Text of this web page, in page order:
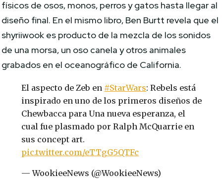
físicos de osos, monos, perros y gatos hasta llegar al
diseño final. En el mismo libro, Ben Burtt revela que el
shyriiwook es producto de la mezcla de los sonidos
de una morsa, un oso canela y otros animales
grabados en el oceanográfico de California.
El aspecto de Zeb en #StarWars: Rebels está
inspirado en uno de los primeros diseños de
Chewbacca para Una nueva esperanza, el
cual fue plasmado por Ralph McQuarrie en
sus concept art.
pic.twitter.com/eTTgG5QTFc
— WookieeNews (@WookieeNews)